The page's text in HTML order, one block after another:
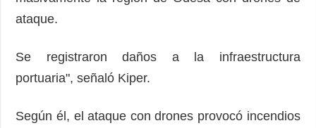
ataque.
Se registraron daños a la infraestructura
portuaria", señaló Kiper.
Según él, el ataque con drones provocó incendios